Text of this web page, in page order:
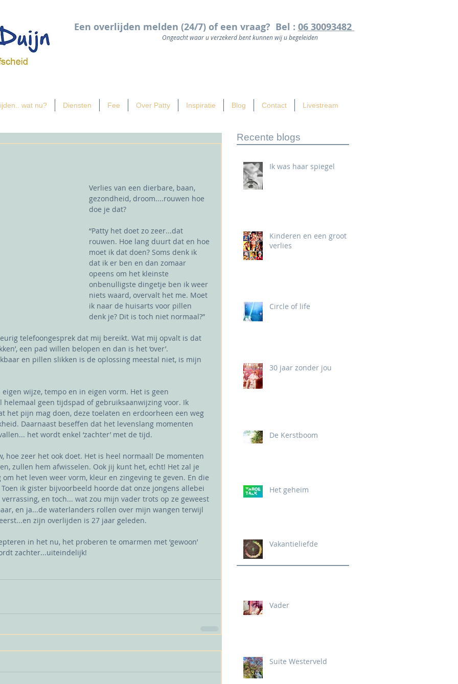
Een overlijden melden (24/7) of een vraag? Bel : 06 30093482
Ongeacht waar u verzekerd bent kunnen wij u begeleiden
wat nu? Diensten Fee Over Patty Inspiratie Blog Contact Livestream
Verlies van een dierbare, baan,
gezondheid, droom....rouwen hoe
doe je dat?
“Patty het doet zo zeer...dat
rouwen. Hoe lang duurt dat en hoe
moet ik dat doen? Soms denk ik
dat ik er ben en dan zomaar
opeens om het kleinste
onbenulligste dingetje ben ik weer
niets waard, overvalt het me. Moet
ik naar de huisarts voor pillen
denk je? Dit is toch niet normaal?”
telefoongesprek dat mij bereikt. Wat mij opvalt is dat
een pad willen belopen en dan is het ‘over’.
en pillen slikken is de oplossing meestal niet, is mijn
wijze, tempo en in eigen vorm. Het is geen
geen tijdspad of gebruiksaanwijzing voor. Ik
het pijn mag doen, deze toelaten en erdoorheen een weg
Daarnaast beseffen dat het levenslang momenten
het wordt enkel ‘zachter’ met de tijd.
hoe zeer het ook doet. Het is heel normaal! De momenten
zullen hem afwisselen. Ook jij kunt het, echt! Het zal je
het leven weer vorm, kleur en zingeving te geven. En die
Toen ik gister bijvoorbeeld hoorde dat onze jongens allebei
en toch... wat zou mijn vader trots op ze geweest
en ja...de waterlanders rollen over mijn wangen terwijl
zijn overlijden is 27 jaar geleden.
in het nu, het proberen te omarmen met ‘gewoon’
zachter...uiteindelijk!
Recente blogs
Ik was haar spiegel
Kinderen en een groot
verlies
Circle of life
30 jaar zonder jou
De Kerstboom
Het geheim
Vakantieliefde
Vader
Suite Westerveld